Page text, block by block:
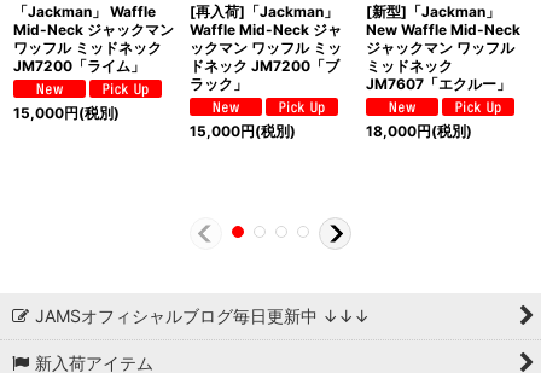
「Jackman」 Waffle
Mid-Neck ジャックマン
ワッフル ミッドネック
JM7200「ライム」
15,000円(税別)
[再入荷]「Jackman」
Waffle Mid-Neck ジャ
ックマン ワッフル ミッ
ドネック JM7200「ブ
ラック」
15,000円(税別)
[新型]「Jackman」
New Waffle Mid-Neck
ジャックマン ワッフル
ミッドネック
JM7607「エクルー」
18,000円(税別)
JAMSオフィシャルブログ毎日更新中 ↓↓↓
新入荷アイテム